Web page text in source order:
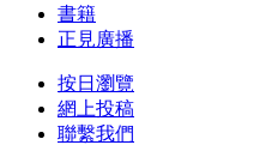
書籍
正見廣播
按日瀏覽
網上投稿
聯繫我們